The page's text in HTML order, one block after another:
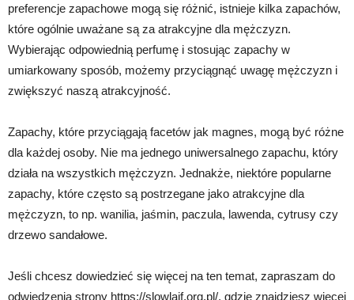
preferencje zapachowe mogą się różnić, istnieje kilka zapachów,
które ogólnie uważane są za atrakcyjne dla mężczyzn.
Wybierając odpowiednią perfumę i stosując zapachy w
umiarkowany sposób, możemy przyciągnąć uwagę mężczyzn i
zwiększyć naszą atrakcyjność.
Zapachy, które przyciągają facetów jak magnes, mogą być różne
dla każdej osoby. Nie ma jednego uniwersalnego zapachu, który
działa na wszystkich mężczyzn. Jednakże, niektóre popularne
zapachy, które często są postrzegane jako atrakcyjne dla
mężczyzn, to np. wanilia, jaśmin, paczula, lawenda, cytrusy czy
drzewo sandałowe.
Jeśli chcesz dowiedzieć się więcej na ten temat, zapraszam do
odwiedzenia strony https://slowlajf.org.pl/, gdzie znajdziesz więcej